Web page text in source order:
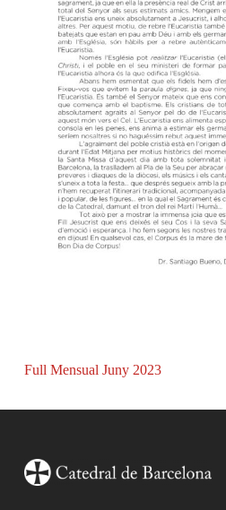
Full Mensual Juny 2023